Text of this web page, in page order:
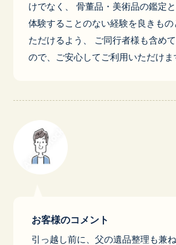
けでなく、 骨董品・美術品の鑑定
体験することのない経験を良きも
ただけるよう、 ご同行者様も含め
ので、ご安心してご利用いただけま
お客様のコメント
引っ越し前に、父の遺品整理も兼